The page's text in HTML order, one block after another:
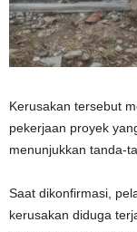
Kerusakan tersebut
pekerjaan proyek
menunjukkan tanda-
Saat dikonfirmasi,
kerusakan diduga